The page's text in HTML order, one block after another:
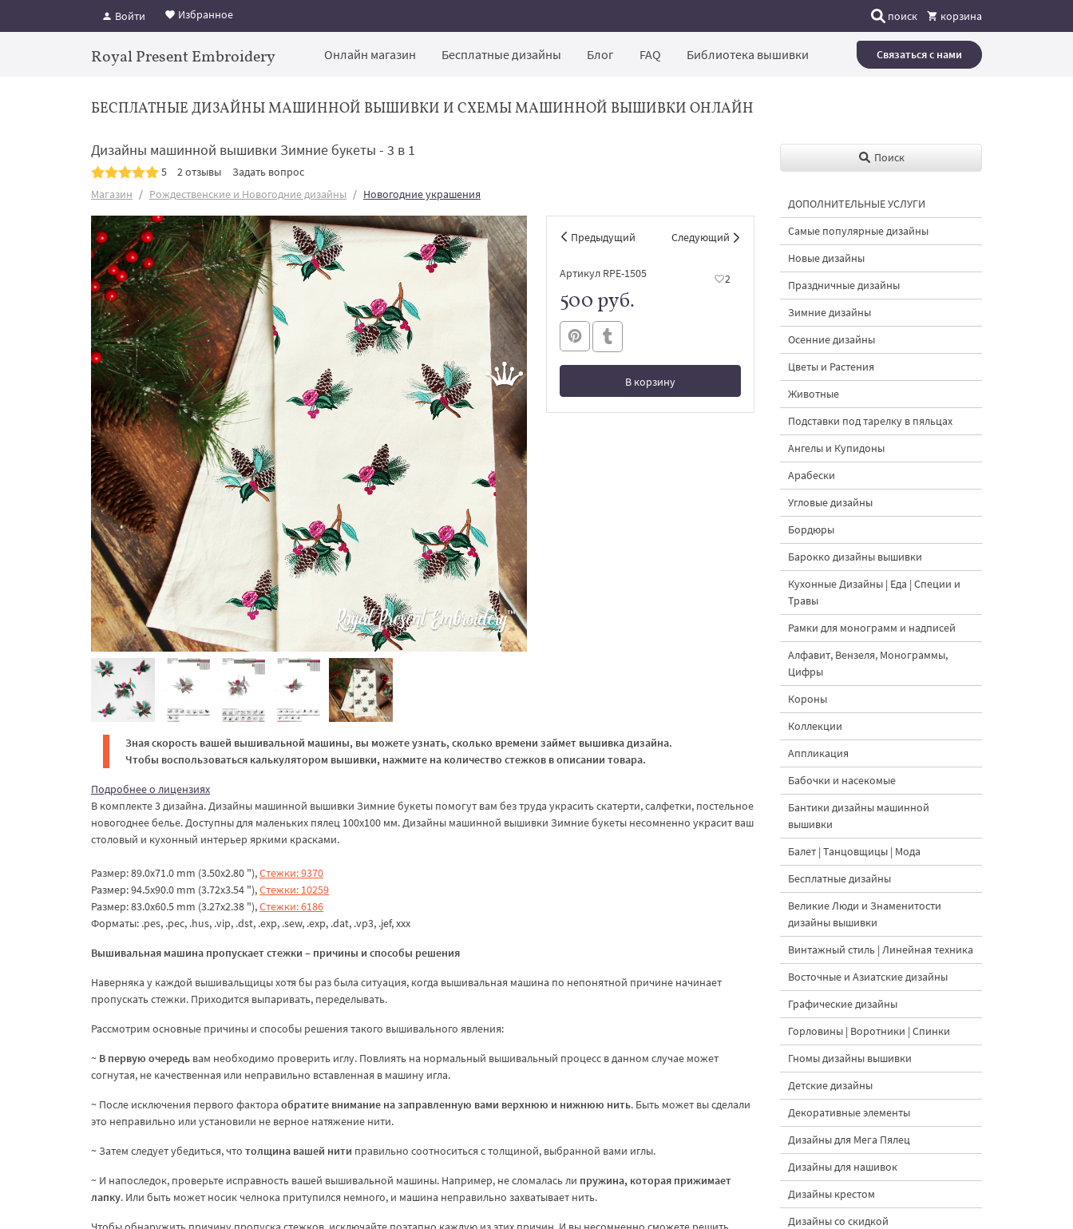
Войти Избранное поиск корзина
Royal Present Embroidery Онлайн магазин Бесплатные дизайны Блог FAQ Библиотека вышивки Связаться с нами
БЕСПЛАТНЫЕ ДИЗАЙНЫ МАШИННОЙ ВЫШИВКИ И СХЕМЫ МАШИННОЙ ВЫШИВКИ ОНЛАЙН
Дизайны машинной вышивки Зимние букеты - 3 в 1
5 2 отзывы
Задать вопрос
Магазин
Рождественские и Новогодние дизайны Новогодние украшения
Предыдущий Следующий
Артикул RPE-1505 2
500 руб.
В корзину
В корзине
Зная скорость вашей вышивальной машины, вы можете узнать, сколько времени займет вышивка дизайна.
Чтобы воспользоваться калькулятором вышивки, нажмите на количество стежков в описании товара.
Подробнее о лицензиях
В комплекте 3 дизайна. Дизайны машинной вышивки Зимние букеты помогут вам без труда украсить скатерти, салфетки, постельное
новогоднее белье. Доступны для маленьких пялец 100х100 мм. Дизайны машинной вышивки Зимние букеты несомненно украсит ваш
столовый и кухонный интерьер яркими красками.
Размер: 89.0x71.0 mm (3.50x2.80 "),Стежки: 9370
Размер: 94.5x90.0 mm (3.72x3.54 "),Стежки: 10259
Размер: 83.0x60.5 mm (3.27x2.38 "),Стежки: 6186
Форматы: .pes, .pec, .hus, .vip, .dst, .exp, .sew, .exp, .dat, .vp3, .jef, ххх
Вышивальная машина пропускает стежки – причины и способы решения
Наверняка у каждой вышивальщицы хотя бы раз была ситуация, когда вышивальная машина по непонятной причине начинает
пропускать стежки. Приходится выпаривать, переделывать.
Рассмотрим основные причины и способы решения такого вышивального явления:
~ В первую очередь вам необходимо проверить иглу. Повлиять на нормальный вышивальный процесс в данном случае может
согнутая, не качественная или неправильно вставленная в машину игла.
~ После исключения первого фактора обратите внимание на заправленную вами верхнюю и нижнюю нить. Быть может вы сделали
это неправильно или установили не верное натяжение нити.
~ Затем следует убедиться, что толщина вашей нити правильно соотноситься с толщиной, выбранной вами иглы.
~ И напоследок, проверьте исправность вашей вышивальной машины. Например, не сломалась ли пружина, которая прижимает
лапку. Или быть может носик челнока притупился немного, и машина неправильно захватывает нить.
Поиск
ДОПОЛНИТЕЛЬНЫЕ УСЛУГИ
Самые популярные дизайны
Новые дизайны
Праздничные дизайны
Зимние дизайны
Осенние дизайны
Цветы и Растения
Животные
Подставки под тарелку в пяльцах
Ангелы и Купидоны
Арабески
Угловые дизайны
Бордюры
Барокко дизайны вышивки
Кухонные Дизайны | Еда | Специи и
Травы
Рамки для монограмм и надписей
Алфавит, Вензеля, Монограммы,
Цифры
Короны
Коллекции
Аппликация
Бабочки и насекомые
Бантики дизайны машинной
вышивки
Балет | Танцовщицы | Мода
Бесплатные дизайны
Великие Люди и Знаменитости
дизайны вышивки
Винтажный стиль | Линейная техника
Восточные и Азиатские дизайны
Графические дизайны
Горловины | Воротники | Спинки
Гномы дизайны вышивки
Детские дизайны
Декоративные элементы
Дизайны для Мега Пялец
Дизайны для нашивок
Дизайны крестом
Дизайны со скидкой